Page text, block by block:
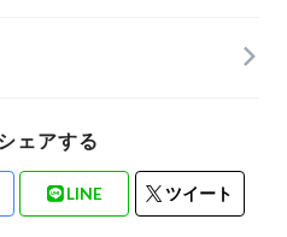
ェアする
LINE ツイート